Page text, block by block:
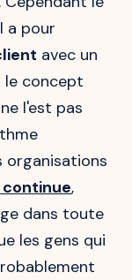
a pour
avec un
le concept
l'est pas
organisations
,
dans toute
les gens qui